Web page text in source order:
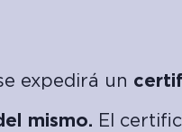
expedirá un
mismo. El